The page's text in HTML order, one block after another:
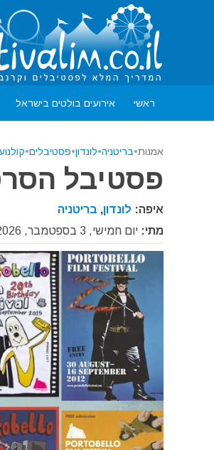
ראשי אירועים בולטים בישראל
אמנות•בריטניה•לונדון•פסטיבלים•קולנוע
פסטיבל
איפה: לונדון, בריטניה
מתי: יום חמישי, 3 בספטמבר, 2026 - יום ראשון, 20 בספטמבר, 2026